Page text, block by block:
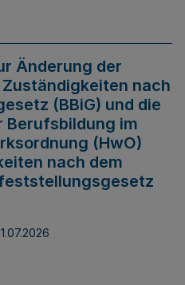
Änderung der
nach
(BBiG) und die
Berufsbildung im
(HwO)
nach dem